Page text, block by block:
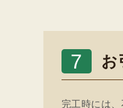
7 お
完工時には